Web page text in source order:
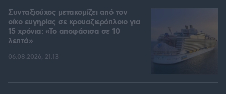
Συνταξιούχος μετακομίζει από τον
οίκο ευγηρίας σε κρουαζιερόπλοιο για
15 χρόνια: «Το αποφάσισα σε 10
λεπτά»
06.08.2026, 21:13